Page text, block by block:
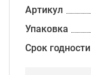
Артикул
Упаковка
Срок годности